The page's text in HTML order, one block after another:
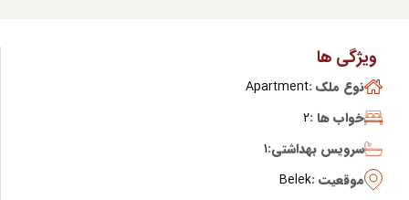
ویژگی ها
نوع ملک :Apartment
خواب ها :2
سرویس بهداشتی:1
موقعیت :Belek